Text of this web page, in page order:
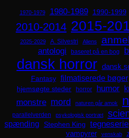
1970-1979 1980-1989 1990-1999
2010-2014 2015-
2025-2029 A. Silvestri Aliens
antologi baseret på en bog
dansk horror dansk
Fantasy filmatiserede bøger
hjemsøgte steder
horror humor
monstre mord naturen går amok
parallelverden psykologisk portræt
spænding Stephen King tegneserie
vampyrer venskab